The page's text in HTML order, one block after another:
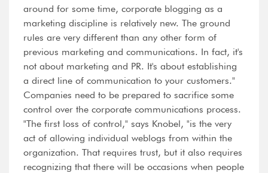
around for some time, corporate blogging as a
marketing discipline is relatively new. The ground
rules are very different than any other form of
previous marketing and communications. In fact, it's
not about marketing and PR. It's about establishing
a direct line of communication to your customers."
Companies need to be prepared to sacrifice some
control over the corporate communications process.
"The first loss of control," says Knobel, "is the very
act of allowing individual weblogs from within the
organization. That requires trust, but it also requires
recognizing that there will be occasions when people